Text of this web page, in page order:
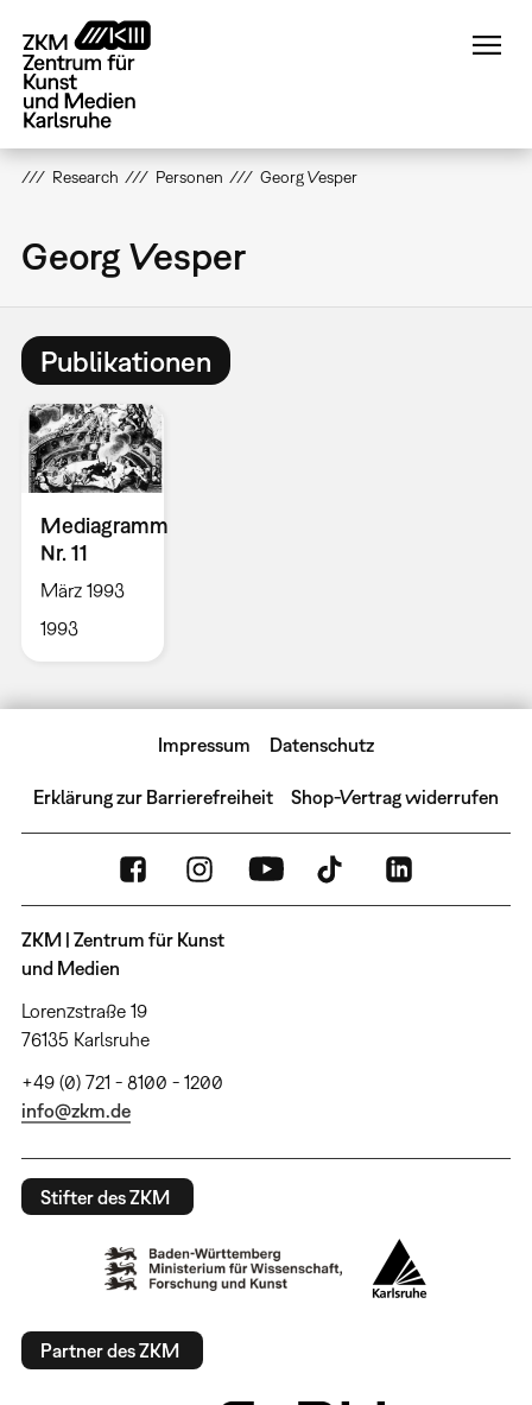
zum
Inhalt
Research Personen Georg Vesper
Georg Vesper
Publikationen
Mediagramm
Nr. 11
März 1993
1993
Impressum Datenschutz
Erklärung zur Barrierefreiheit Shop-Vertrag widerrufen
ZKM | Zentrum für Kunst
und Medien
Lorenzstraße 19
76135 Karlsruhe
+49 (0) 721 - 8100 - 1200
info@zkm.de
Stifter des ZKM
Partner des ZKM